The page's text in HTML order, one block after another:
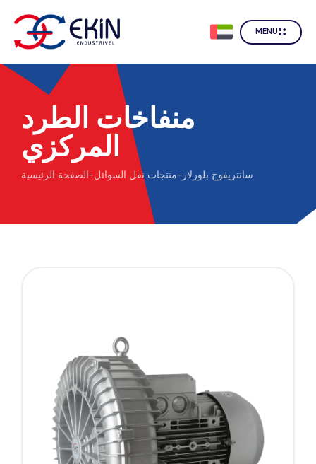
MENU
منفاخات الطرد
المركزي
الصفحة الرئيسية -منتجات نقل السوائل- سانتريفوج بلورلار